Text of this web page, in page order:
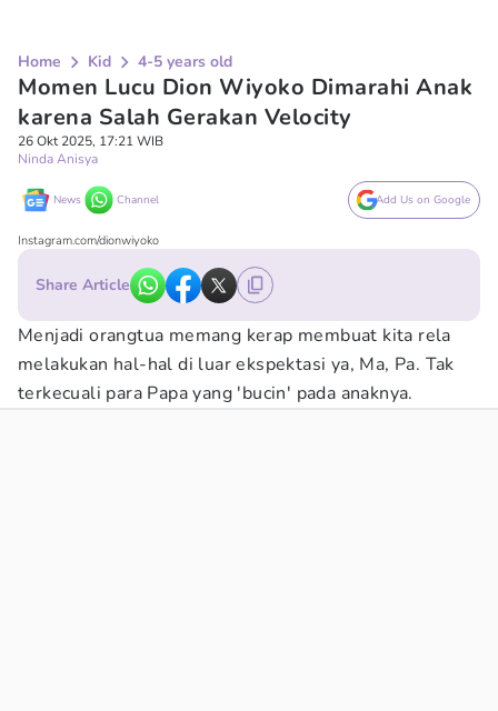
Home Kid 4-5 years old
Momen Lucu Dion Wiyoko Dimarahi Anak
karena Salah Gerakan Velocity
26 Okt 2025, 17:21 WIB
Ninda Anisya
News Channel Add Us on Google
Instagram.com/dionwiyoko
Share Article
Menjadi orangtua memang kerap membuat kita rela
melakukan hal-hal di luar ekspektasi ya, Ma, Pa. Tak
terkecuali para Papa yang 'bucin' pada anaknya.